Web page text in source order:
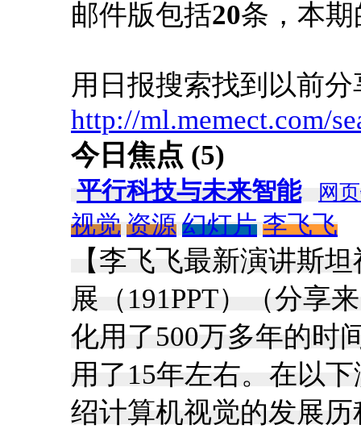
邮件版包括20条，本期
用日报搜索找到以前
http://ml.memect.com/
今日焦点 (5)
平行科技与未来智能 网
视觉 资源 幻灯片 李飞飞
【李飞飞最新演讲斯
展（191PPT）（分享
化用了500万多年的时
用了15年左右。在以
绍计算机视觉的发展